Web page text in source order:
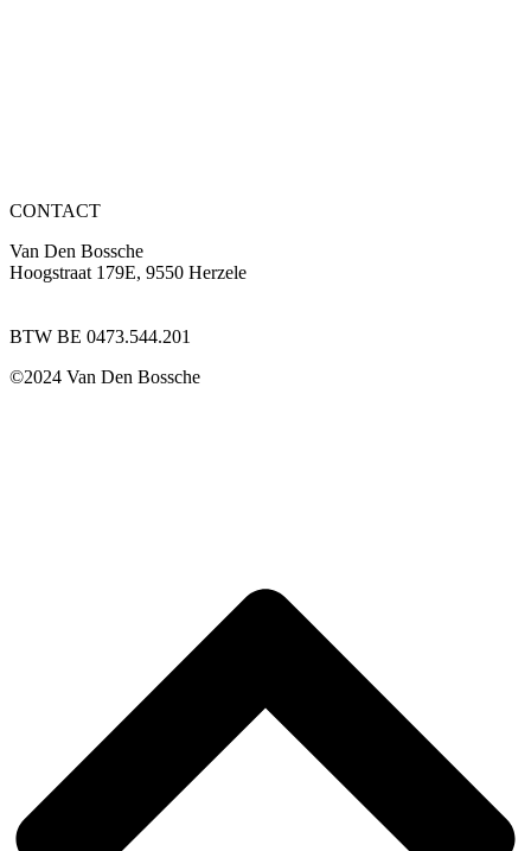
CONTACT
Van Den Bossche
Hoogstraat 179E, 9550 Herzele
BTW BE 0473.544.201
©2024 Van Den Bossche